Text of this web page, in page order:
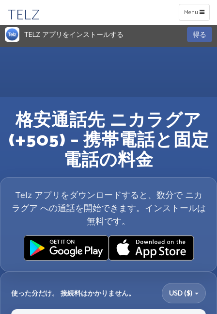
Toggle
navigation
Menu
TELZ
TELZ アプリをインストールする 得る
格安通話先 ニカラグア
(+505) – 携帯電話と固定
電話の料金
Telz アプリをダウンロードすると、数分で ニカ
ラグア への通話を開始できます。インストールは
無料です。
使った分だけ。 接続料はかかりません。 USD ($)